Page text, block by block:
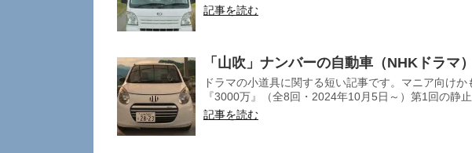
記事を読む
「山吹」ナンバーの自動車（NHKドラマ）
ドラマの小道具に関する短い記事です。マニア向け
『3000万』（全8回・2024年10月5日～）第1回の静
記事を読む